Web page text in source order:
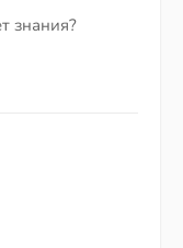
знания?